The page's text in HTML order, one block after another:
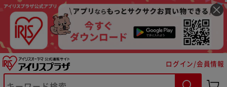
ログイン/会員情報